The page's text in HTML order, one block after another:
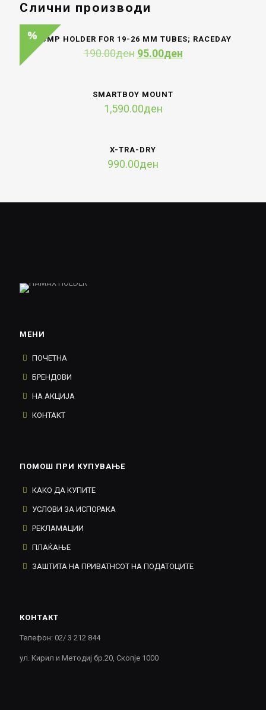
Слични производи
PUMP HOLDER FOR 19-26 MM TUBES; RACEDAY
190.00ден Original
95.00денCurrent
SMARTBOY MOUNT
1,590.00ден
X-TRA-DRY
990.00ден
МЕНИ
ПОЧЕТНА
БРЕНДОВИ
НА АКЦИЈА
КОНТАКТ
ПОМОШ ПРИ КУПУВАЊЕ
КАКО ДА КУПИТЕ
УСЛОВИ ЗА ИСПОРАКА
РЕКЛАМАЦИИ
ПЛАЌАЊЕ
ЗАШТИТА НА ПРИВАТНСОТ НА ПОДАТОЦИТЕ
КОНТАКТ
Телефон: 02/ 3 212 844
ул. Кирил и Методиј бр.20, Скопје 1000